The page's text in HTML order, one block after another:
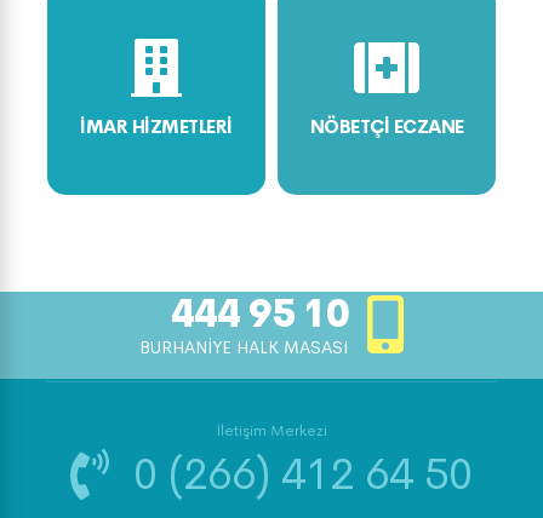
İMAR HİZMETLERİ NÖBETÇİ ECZANE
444 95 10
BURHANİYE HALK MASASI
İletişim Merkezi
0 (266) 412 64 50